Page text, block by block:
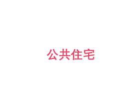
公共住宅